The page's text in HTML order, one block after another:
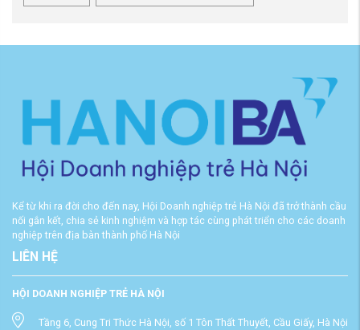
Kể từ khi ra đời cho đến nay, Hội Doanh nghiệp trẻ Hà Nội đã trở thành cầu
nối gắn kết, chia sẻ kinh nghiệm và hợp tác cùng phát triển cho các doanh
nghiệp trên địa bàn thành phố Hà Nội
LIÊN HỆ
HỘI DOANH NGHIỆP TRẺ HÀ NỘI
Tầng 6, Cung Tri Thức Hà Nội, số 1 Tôn Thất Thuyết, Cầu Giấy, Hà Nội